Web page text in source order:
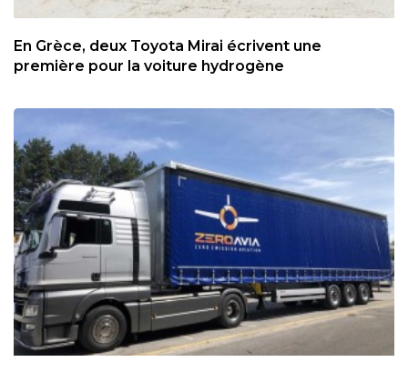
En Grèce, deux Toyota Mirai écrivent une
première pour la voiture hydrogène